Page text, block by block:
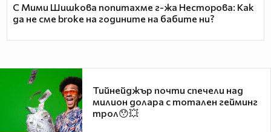
С Мими Шишкова попитахме г-жа Несторова: Как
да не сме broke на годините на бабите ни?
Тийнейджър почти спечели над
милион долара с тотален гейминг
трол😯💥